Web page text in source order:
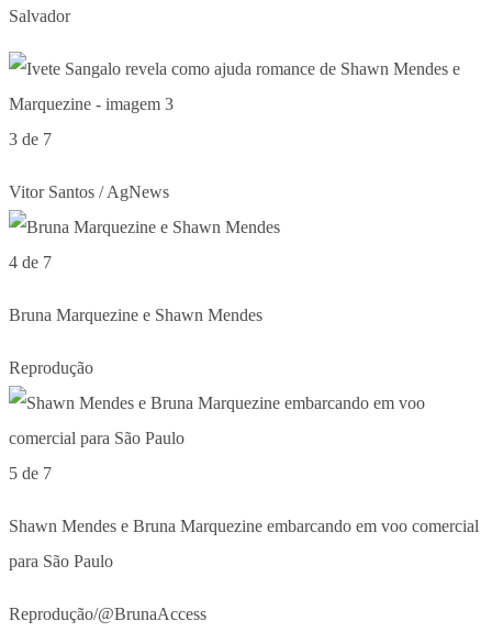
Salvador
3 de 7
Vitor Santos / AgNews
4 de 7
Bruna Marquezine e Shawn Mendes
Reprodução
5 de 7
Shawn Mendes e Bruna Marquezine embarcando em voo comercial
para São Paulo
Reprodução/@BrunaAccess